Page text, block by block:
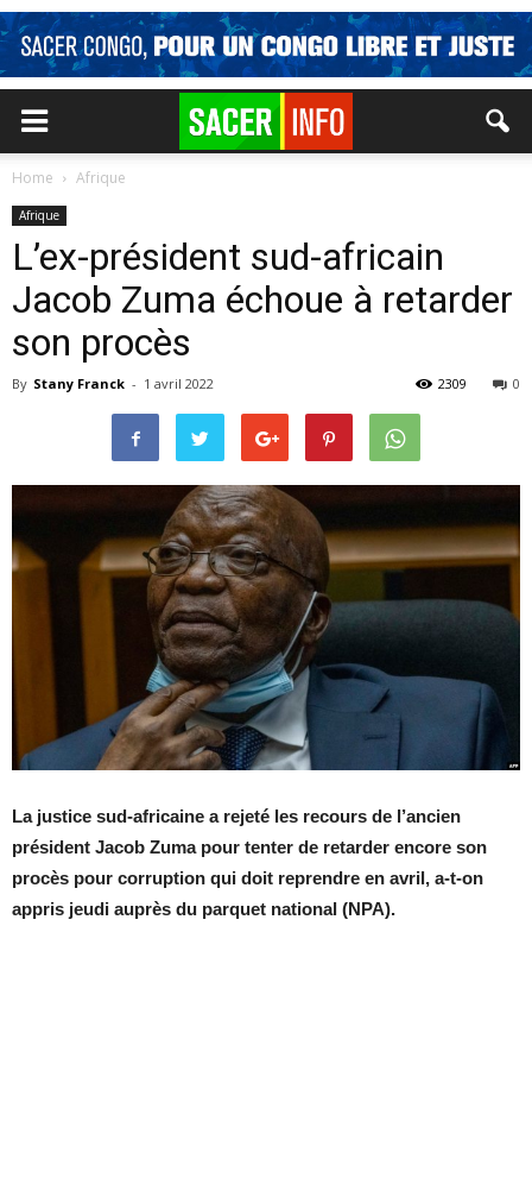
Home Afrique
Afrique
L’ex-président sud-africain
Jacob Zuma échoue à retarder
son procès
By Stany Franck - 1 avril 2022 0
2309
La justice sud-africaine a rejeté les recours de l’ancien
président Jacob Zuma pour tenter de retarder encore son
procès pour corruption qui doit reprendre en avril, a-t-on
appris jeudi auprès du parquet national (NPA).